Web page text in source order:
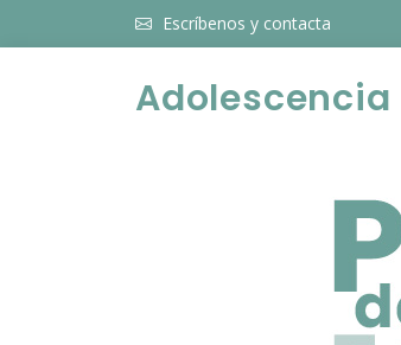
Escríbenos y contacta
Adolescencia